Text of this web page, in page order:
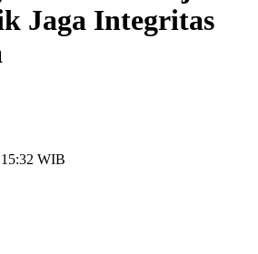
Jaga Integritas
WIB